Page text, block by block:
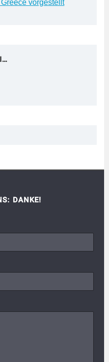
vorgestellt
DANKE!